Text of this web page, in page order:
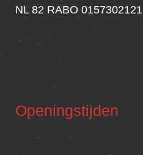
NL 82 RABO 0157302121
Openingstijden